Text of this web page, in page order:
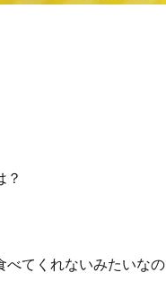
？
べてくれないみたいなの